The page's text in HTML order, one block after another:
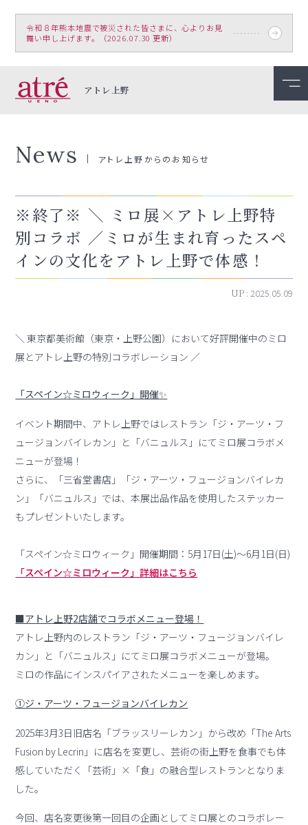
令和８年熊本地震で被災された皆さまに、心よりお見
舞い申し上げます。（2026.07.30 更新）
アトレ上野
News アトレ上野からのお知らせ
※終了※ ＼ ミロ展×アトレ上野特
別コラボ ／ミロが生まれ育ったスペ
インの文化をアトレ上野で体感！
UP : 2025.05.09
＼ 東京都美術館（東京・上野公園）において好評開催中のミロ
展とアトレ上野の特別コラボレーション ／
「スペイン☆ミロウィーク」開催✨
イベント期間中、アトレ上野ではレストラン「ジ・アーツ・フ
ュージョンバイレカン」と「バニュルス」にてミロ展コラボメ
ニューが登場！
さらに、「三省堂書店」「ジ・アーツ・フュージョンバイレカ
ン」「バニュルス」では、本展出品作品を使用したステッカー
もプレゼントいたします。
「スペイン☆ミロウィーク」開催期間：5月17日(土)～6月1日(日)
「スペイン☆ミロウィーク」詳細はこちら
■アトレ上野2店舗でコラボメニュー登場！
アトレ上野内のレストラン「ジ・アーツ・フュージョンバイレ
カン」と「バニュルス」にてミロ展コラボメニューが登場。
ミロの作品にインスパイアされたメニューを楽しめます。
①ジ・アーツ・フュージョンバイレカン
2025年3⽉3⽇旧店名「ブラッスリーレカン」から改め「The Arts
Fusion by Lecrin」に店名を変更し、芸術の街上野を⾷事でも体
感していただく「芸術」×「⾷」の融合型レストランとなりま
した。
今回、店名変更後第⼀回⽬の企画としてミロ展とのコラボレー